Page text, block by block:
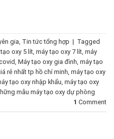
gia, Tin tức tổng hợp | Tagged
oxy 5 lít, máy tạo oxy 7 lít, máy
, Máy tạo oxy gia đình, máy tạo
rẻ nhất tp hồ chí minh, máy tạo oxy
tạo oxy nhập khẩu, máy tạo oxy
mẫu máy tạo oxy dự phòng
1 Comment